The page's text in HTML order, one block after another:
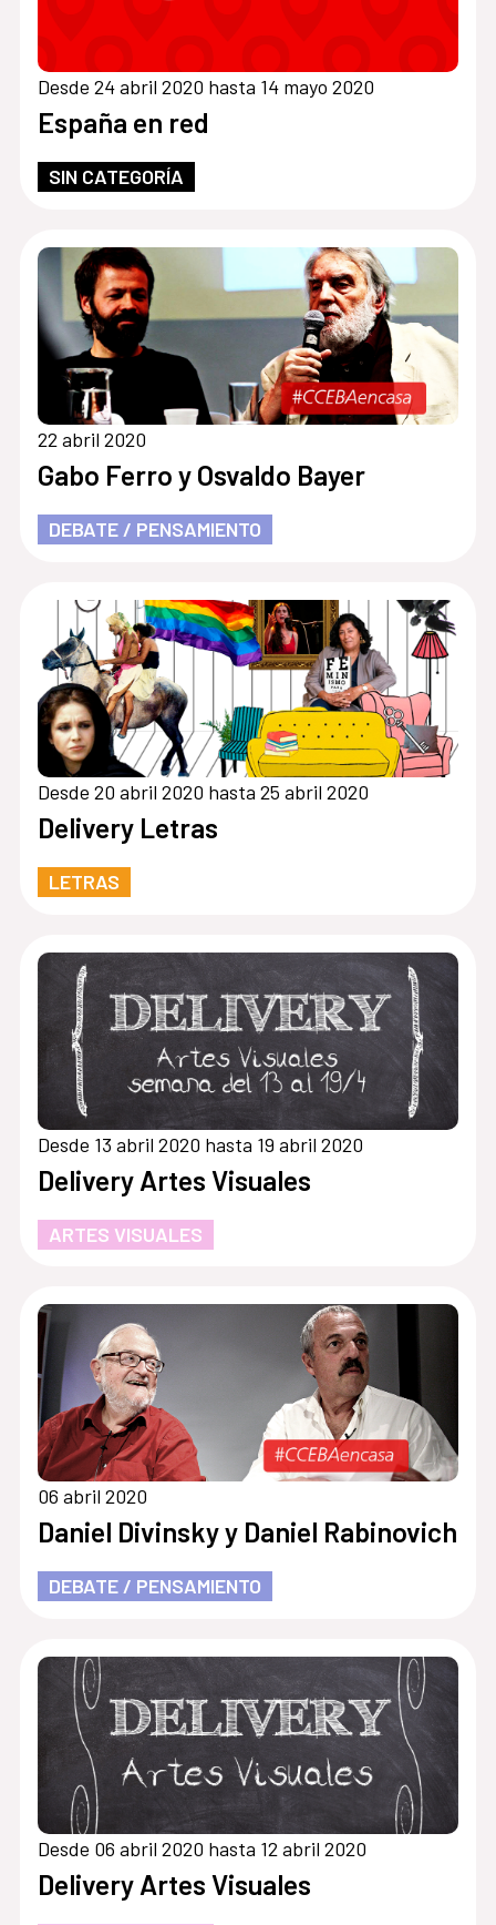
Desde 24 abril 2020 hasta 14 mayo 2020
España en red
SIN CATEGORÍA
22 abril 2020
Gabo Ferro y Osvaldo Bayer
DEBATE / PENSAMIENTO
Desde 20 abril 2020 hasta 25 abril 2020
Delivery Letras
LETRAS
Desde 13 abril 2020 hasta 19 abril 2020
Delivery Artes Visuales
ARTES VISUALES
06 abril 2020
Daniel Divinsky y Daniel Rabinovich
DEBATE / PENSAMIENTO
Desde 06 abril 2020 hasta 12 abril 2020
Delivery Artes Visuales